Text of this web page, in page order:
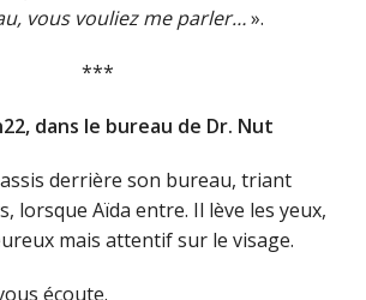
vous vouliez me parler…».
***
dans le bureau de Dr. Nut
derrière son bureau, triant
lorsque Aïda entre. Il lève les yeux,
mais attentif sur le visage.
écoute.